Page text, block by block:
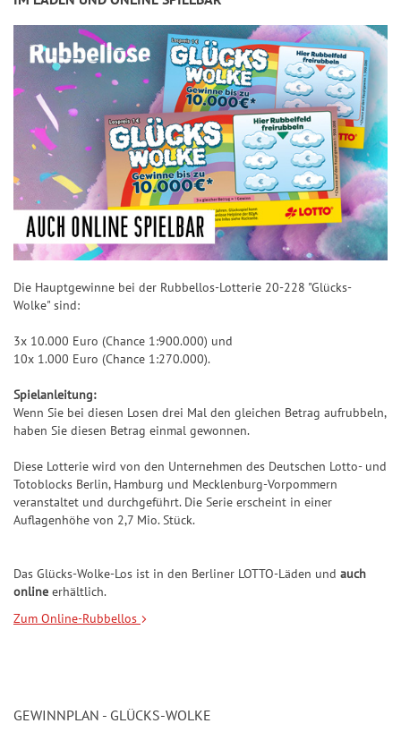
Die Hauptgewinne bei der Rubbellos-Lotterie 20-228 "Glücks-
Wolke" sind:
3x 10.000 Euro (Chance 1:900.000) und
10x 1.000 Euro (Chance 1:270.000).
Spielanleitung:
Wenn Sie bei diesen Losen drei Mal den gleichen Betrag aufrubbeln,
haben Sie diesen Betrag einmal gewonnen.
Diese Lotterie wird von den Unternehmen des Deutschen Lotto- und
Totoblocks Berlin, Hamburg und Mecklenburg-Vorpommern
veranstaltet und durchgeführt. Die Serie erscheint in einer
Auflagenhöhe von 2,7 Mio. Stück.
Das Glücks-Wolke-Los ist in den Berliner LOTTO-Läden und auch
online erhältlich.
Zum Online-Rubbellos
GEWINNPLAN - GLÜCKS-WOLKE